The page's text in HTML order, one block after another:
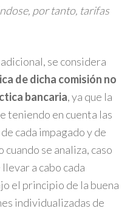
por tanto, tarifas
se considera
de dicha comisión no
bancaria, ya que la
teniendo en cuenta las
cada impagado y de
se analiza, caso
a cabo cada
el principio de la buena
individualizadas de